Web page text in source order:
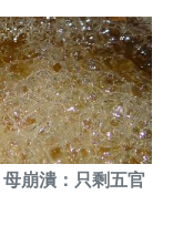
崩潰：只剩五官